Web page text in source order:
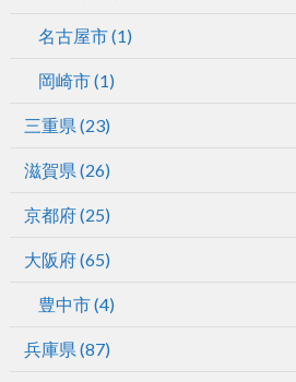
名古屋市(1)
岡崎市(1)
三重県 (23)
滋賀県 (26)
京都府(25)
大阪府(65)
豊中市(4)
兵庫県 (87)